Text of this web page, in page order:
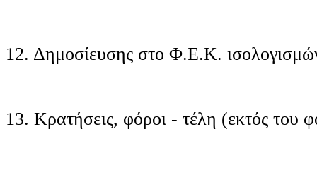
12. Δημοσίευσης στο Φ.Ε.Κ.
13. Κρατήσεις, φόροι - τέλη (εκτός του